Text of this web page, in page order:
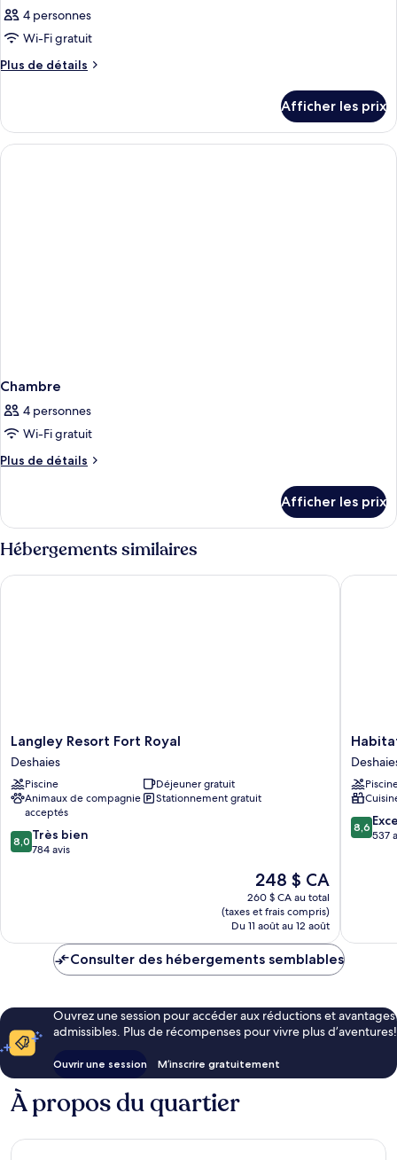
4 personnes
Wi-Fi gratuit
Plus de détails
Plus
Chambre
Afficher les prix
Chambre
4 personnes
Wi-Fi gratuit
Plus de détails
Plus
Chambre
Afficher les prix
Hébergements similaires
Langley
Resort
Fort
Royal
Deshaies
Langley Resort Fort Royal
Deshaies
Piscine
Déjeuner gratuit
Animaux de compagnie
acceptés
Stationnement gratuit
8.0
sur
8,0 Très bien
784 avis
Le
prix
est
de
248 $ CA
248 $ CA
260 $ CA au total
(taxes et frais compris)
Du 11 août au 12 août
Langley Resort Fort Royal
Grande
Anse
8.6
sur
8,6
537
Consulter des hébergements semblables
Ouvrez une session pour accéder aux réductions et avantages
admissibles. Plus de récompenses pour vivre plus d’aventures!
Ouvrir une session M’inscrire gratuitement
À propos du quartier